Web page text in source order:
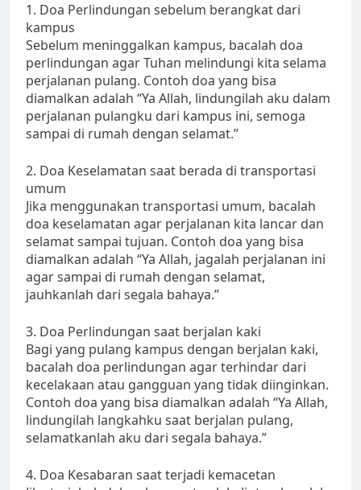
1. Doa Perlindungan sebelum berangkat dari
kampus
Sebelum meninggalkan kampus, bacalah doa
perlindungan agar Tuhan melindungi kita selama
perjalanan pulang. Contoh doa yang bisa
diamalkan adalah “Ya Allah, lindungilah aku dalam
perjalanan pulangku dari kampus ini, semoga
sampai di rumah dengan selamat.”
2. Doa Keselamatan saat berada di transportasi
umum
Jika menggunakan transportasi umum, bacalah
doa keselamatan agar perjalanan kita lancar dan
selamat sampai tujuan. Contoh doa yang bisa
diamalkan adalah “Ya Allah, jagalah perjalanan ini
agar sampai di rumah dengan selamat,
jauhkanlah dari segala bahaya.”
3. Doa Perlindungan saat berjalan kaki
Bagi yang pulang kampus dengan berjalan kaki,
bacalah doa perlindungan agar terhindar dari
kecelakaan atau gangguan yang tidak diinginkan.
Contoh doa yang bisa diamalkan adalah “Ya Allah,
lindungilah langkahku saat berjalan pulang,
selamatkanlah aku dari segala bahaya.”
4. Doa Kesabaran saat terjadi kemacetan